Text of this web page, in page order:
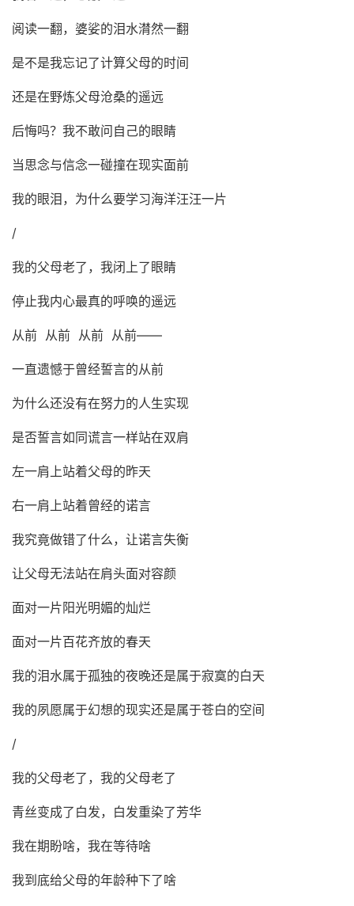
阅读一翻，婆娑的泪水潸然一翻
是不是我忘记了计算父母的时间
还是在野炼父母沧桑的遥远
后悔吗？我不敢问自己的眼睛
当思念与信念一碰撞在现实面前
我的眼泪，为什么要学习海洋汪汪一片
/
我的父母老了，我闭上了眼睛
停止我内心最真的呼唤的遥远
从前 从前 从前 从前——
一直遗憾于曾经誓言的从前
为什么还没有在努力的人生实现
是否誓言如同谎言一样站在双肩
左一肩上站着父母的昨天
右一肩上站着曾经的诺言
我究竟做错了什么，让诺言失衡
让父母无法站在肩头面对容颜
面对一片阳光明媚的灿烂
面对一片百花齐放的春天
我的泪水属于孤独的夜晚还是属于寂寞的白天
我的夙愿属于幻想的现实还是属于苍白的空间
/
我的父母老了，我的父母老了
青丝变成了白发，白发重染了芳华
我在期盼啥，我在等待啥
我到底给父母的年龄种下了啥